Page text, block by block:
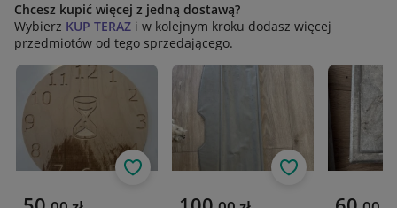
Chcesz kupić więcej z jedną dostawą?
Wybierz KUP TERAZ i w kolejnym kroku dodasz więcej
przedmiotów od tego sprzedającego.
Aktualna cena
Obserwuj
Aktualna cena
Obserwuj
Aktualna